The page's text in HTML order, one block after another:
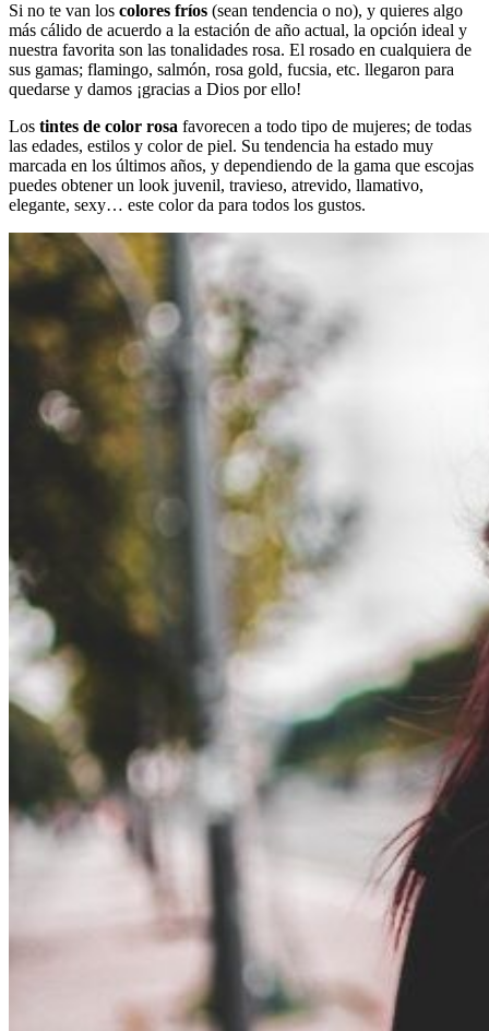
Si no te van los colores fríos (sean tendencia o no), y quieres algo
más cálido de acuerdo a la estación de año actual, la opción ideal y
nuestra favorita son las tonalidades rosa. El rosado en cualquiera de
sus gamas; flamingo, salmón, rosa gold, fucsia, etc. llegaron para
quedarse y damos ¡gracias a Dios por ello!
Los tintes de color rosa favorecen a todo tipo de mujeres; de todas
las edades, estilos y color de piel. Su tendencia ha estado muy
marcada en los últimos años, y dependiendo de la gama que escojas
puedes obtener un look juvenil, travieso, atrevido, llamativo,
elegante, sexy… este color da para todos los gustos.